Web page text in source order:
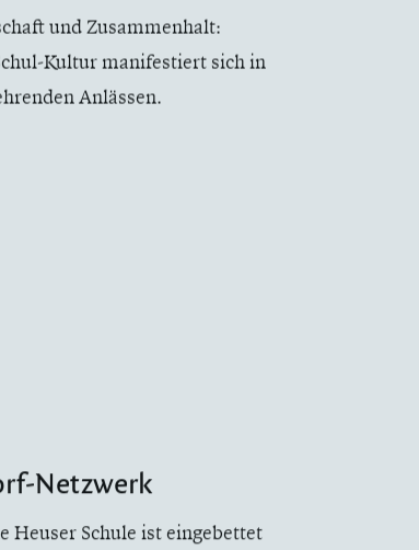
und Zusammenhalt:
Kultur manifestiert sich in
Anlässen.
Netzwerk
Heuser Schule ist eingebettet